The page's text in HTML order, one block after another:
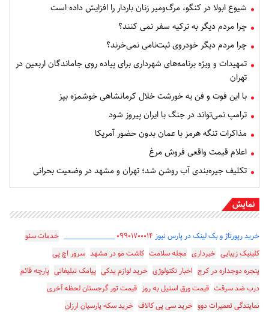
شیوع ابولا در کنگو، مرگ‌ومیر زنان باردار را افزایش داده است
چرا مردم دیگر به ترکیه سفر نمی کنند؟
چرا مردم دیگر خودروی ثبت‌نامی نمی‌خرند؟
تمهیدات و ویژه برنامه‌های شهرداری برای پیاده روی جاماندگان اربعین در
تهران
با این فوت و فن یه خورشت خلال کرمانشاهی خوشمزه بپز
ترامپ نمی‌تواند در جنگ با ایران پیروز شود
مذاکرات تنگه هرمز با عمان بدون حضور آمریکا
اعلام قیمت واقعی فروش مرغ
تکلیف جیره‌بندی آب روشن شد؛ تهران و مشهد در وضعیت بحرانی
نمایش
خرید رپورتاژ و بک لینک در پارس نیوز ۰۹۹۰۱۷۰۰۰۱۴
خدمات سئو
کلینیک زیبایی خبرداری مجله سلامت کاشت مو در مشهد سرور اچ پی
پنجره دوجداره در کرج اخبار تکنولوژی خرید لوازم یدکی پیامک تبلیغاتی پارچه قائم
درب ضد سرقت قیمت ورق استیل به روز قیمت تور گرجستان لحظه آخری
نمایندگی تعمیرات دوو خرید سی پی کالاف خرید سکه پارسیان ارزان